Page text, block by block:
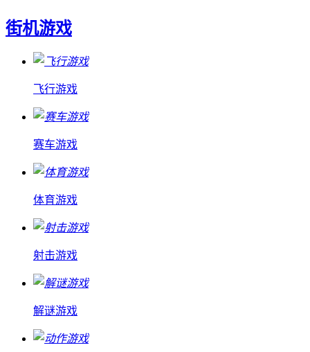
街机游戏
飞行游戏
赛车游戏
体育游戏
射击游戏
解谜游戏